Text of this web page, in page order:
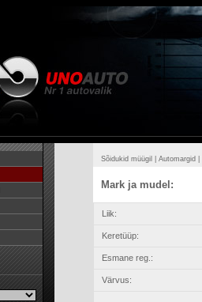
Sõidukid müügil Automargid
Mark ja mudel:
Liik:
Keretüüp:
Esmane reg.:
Värvus: